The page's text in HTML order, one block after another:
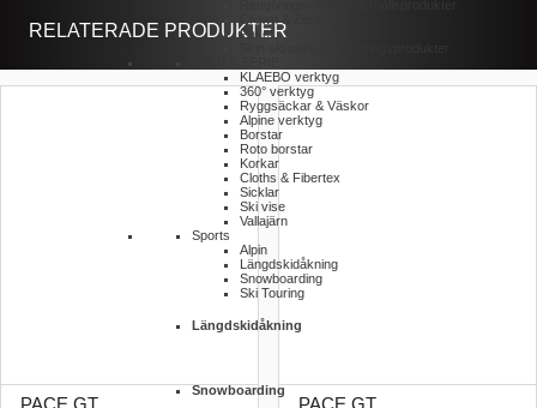
Paket
KLAEBO verktyg
360° verktyg
Ryggsäckar & Väskor
Alpine verktyg
Borstar
Roto borstar
Korkar
Cloths & Fibertex
Sicklar
Ski vise
Vallajärn
Sports
Alpin
Längdskidåkning
Snowboarding
Ski Touring
Längdskidåkning
Snowboarding
RELATERADE PRODUKTER